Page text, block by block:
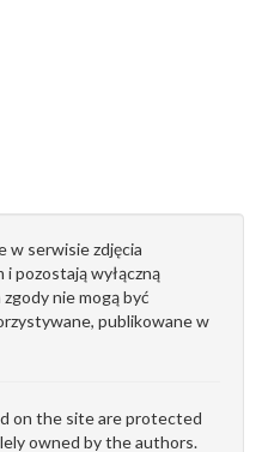
w serwisie zdjęcia
pozostają wyłączną
nie mogą być
publikowane w
on the site are protected
owned by the authors.